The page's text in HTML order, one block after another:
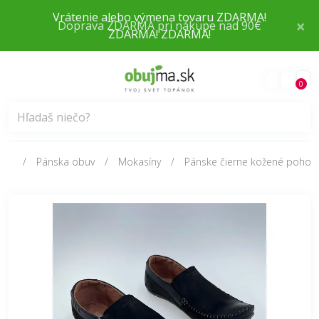
×
Doprava ZDARMA pri nákupe nad 90€
0
Pánska obuv Mokasíny Pánske čierne kožené